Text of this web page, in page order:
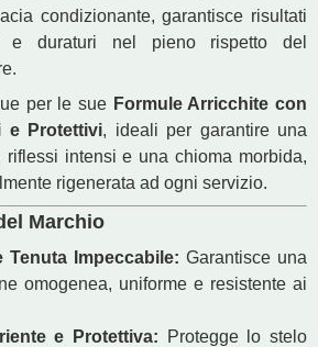
condizionante, garantisce risultati
e duraturi nel pieno rispetto del
per le sue Formule Arricchite con
e Protettivi, ideali per garantire una
riflessi intensi e una chioma morbida,
rigenerata ad ogni servizio.
Marchio
Tenuta Impeccabile: Garantisce una
omogenea, uniforme e resistente ai
e Protettiva: Protegge lo stelo